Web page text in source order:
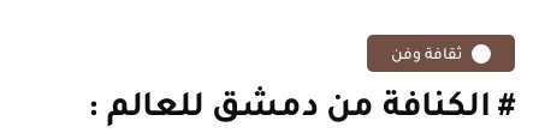
ثقافة وفن
الكنافة من دمشق للعالم